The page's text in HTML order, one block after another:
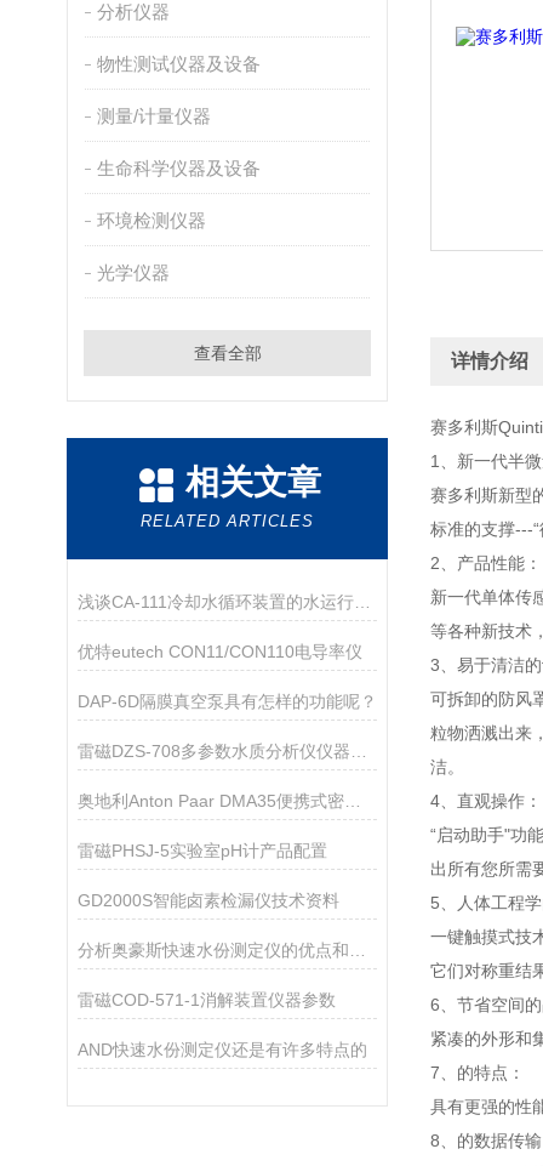
分析仪器
物性测试仪器及设备
测量/计量仪器
生命科学仪器及设备
环境检测仪器
光学仪器
查看全部
相关文章
RELATED ARTICLES
浅谈CA-111冷却水循环装置的水运行中容易产生的问题
优特eutech CON11/CON110电导率仪
DAP-6D隔膜真空泵具有怎样的功能呢？
奥地利Anton Paar DMA35便携式密度浓度计
雷磁PHSJ-5实验室pH计产品配置
GD2000S智能卤素检漏仪技术资料
雷磁COD-571-1消解装置仪器参数
AND快速水份测定仪还是有许多特点的
详情介绍
赛多利斯
1、新一代半
赛多利斯新型
标准的支撑---
2、产品性能：
新一代单体传
等各种新技术
3、易于清洁
可拆卸的防风
粒物洒溅出来
洁。
4、直观操作：
“启动助手"功
出所有您所需
5、人体工程
一键触摸式技
它们对称重结
6、节省空间
紧凑的外形和
7、的特点：
具有更强的性
8、的数据传